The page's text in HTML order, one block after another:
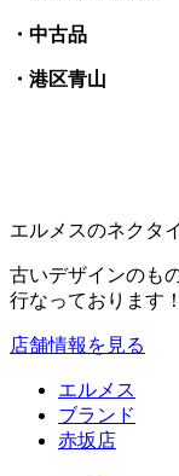
・中古品
・港区青山
エルメスのネクタ
古いデザインのも
行なっております！
店舗情報を見る
エルメス
ブランド
赤坂店